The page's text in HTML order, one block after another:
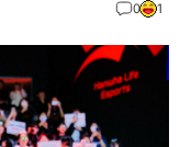
0 1